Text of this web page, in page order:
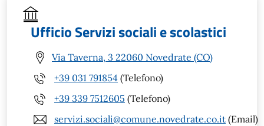
Ufficio Servizi sociali e scolastici
Via Taverna, 3 22060 Novedrate (CO)
+39 031 791854 (Telefono)
+39 339 7512605 (Telefono)
servizi.sociali@comune.novedrate.co.it (Email)